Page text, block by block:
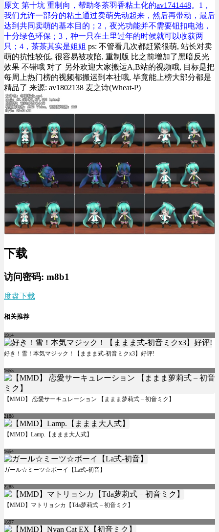
原文 第十坑 重制向，帮助冬茶羽香粘土化的av1741448。1，
我们允许一部分的粘土通过卖萌先动起来，然后再带动，最后
达到共同卖萌的基本目的；2，夜光功能并不需要钮扣电池，
十分绿色环保；3，种一只在土里过年的时候就可以收获两
只；4，茶茶其实是姐姐 ps: 不管看几次都赶紧很萌, 站长对卖
萌的抗性较低, 很容易被攻陷, 重制版 比之前增加了黑暗反光
效果 不错哦 对了 另外欢迎大家搬运A,B站的视频哦, 目标是把
每周上热门榜的视频都搬运到本社哦, 毕竟能上榜大部分都是
精品了 来源: av1802138 麦之诗(Wheat-P)
下载
访问密码: m8b1
度盘下载
相关推荐
1914
好き！雪！本気マジック！【ままま式-初音ミクx3】好评!
1655
【MMD】 恋愛サーキュレーション 【ままま萝莉式 – 初音ミク】
2188
【MMD】Lamp.【ままま大人式】
1654
ガール☆ミーツ☆ボーイ【La式-初音】
2285
【MMD】マトリョシカ【Tda萝莉式 – 初音ミク】
1697